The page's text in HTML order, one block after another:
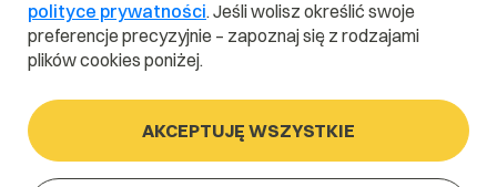
polityce prywatności. Jeśli wolisz określić swoje
preferencje precyzyjnie – zapoznaj się z rodzajami
plików cookies poniżej.
AKCEPTUJĘ WSZYSTKIE